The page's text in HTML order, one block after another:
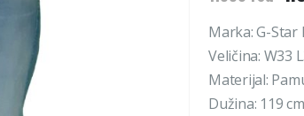
je
Marka: G-Star
Veličina: W33
Materijal:
Dužina: 119 cm